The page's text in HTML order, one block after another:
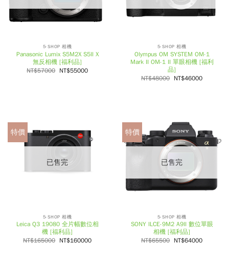
5-SHOP 相機
Panasonic Lumix S5M2X S5II X
無反相機 [福利品]
NT$57000 NT$55000
5-SHOP 相機
Olympus OM SYSTEM OM-1
Mark II OM-1 II 單眼相機 [福利
品]
NT$48000 NT$46000
特價
已售完
5-SHOP 相機
Leica Q3 19080 全片幅數位相
機 [福利品]
NT$165000 NT$160000
特價
已售完
5-SHOP 相機
SONY ILCE-9M2 A9II 數位單眼
相機 [福利品]
NT$65500 NT$64000